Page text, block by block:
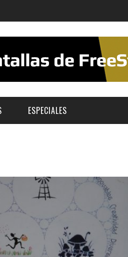
Cultura
Deporte y Naturaleza
Gastro
Infantil
ESPECIALES
TENERIFE PHE FESTIVAL 2026
XXVII VERANO DE CUENTO